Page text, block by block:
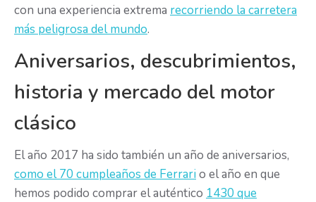
con una experiencia extrema recorriendo la carretera
más peligrosa del mundo.
Aniversarios, descubrimientos,
historia y mercado del motor
clásico
El año 2017 ha sido también un año de aniversarios,
como el 70 cumpleaños de Ferrario el año en que
hemos podido comprar el auténtico 1430 que